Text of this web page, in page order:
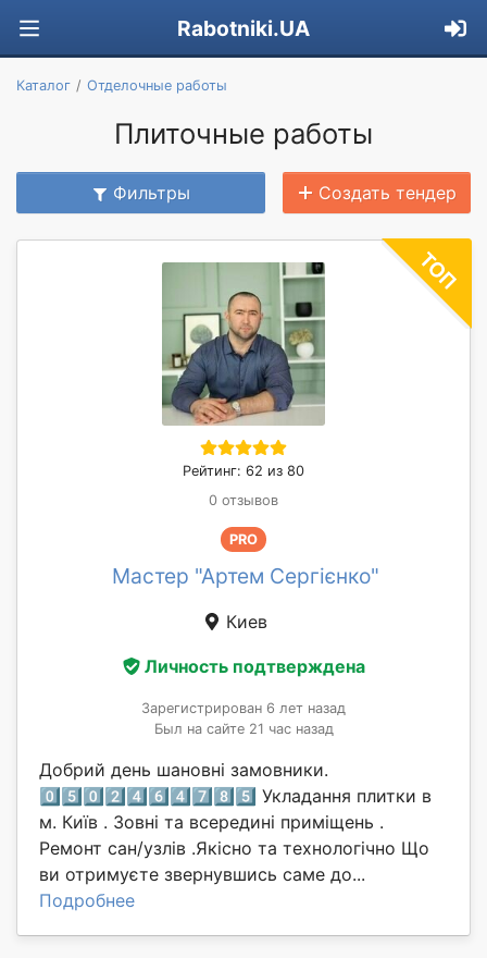
Rabotniki.UA
Каталог Отделочные работы
Плиточные работы
Фильтры Создать тендер
Рейтинг: 62 из 80
0 отзывов
PRO
Мастер "Артем Сергієнко"
Киев
Личность подтверждена
Зарегистрирован 6 лет назад
Был на сайте 21 час назад
Добрий день шановні замовники.
0️⃣5️⃣0️⃣2️⃣4️⃣6️⃣4️⃣7️⃣8️⃣5️⃣ Укладання плитки в
м. Київ . Зовні та всередині приміщень .
Ремонт сан/узлів .Якісно та технологічно Що
ви отримуєте звернувшись саме до...
Подробнее